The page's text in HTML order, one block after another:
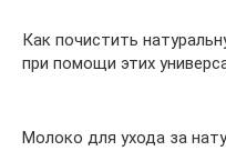
Как почистить
при помощи этих
Молоко для ухода за